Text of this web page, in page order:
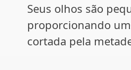
Seus olhos são
proporcionando
cortada pela